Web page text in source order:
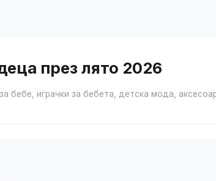
през лято 2026
бебе, играчки за бебета, детска мода,